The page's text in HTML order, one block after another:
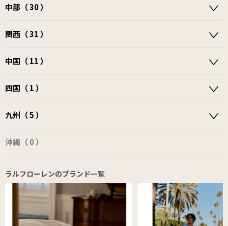
中部（ 30 ）
関西（ 31 ）
中国（ 11 ）
四国（ 1 ）
九州（ 5 ）
沖縄（ 0 ）
ラルフローレンのブランド一覧